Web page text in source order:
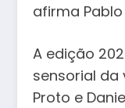
afirma Pablo
A edição
sensorial da
Proto e